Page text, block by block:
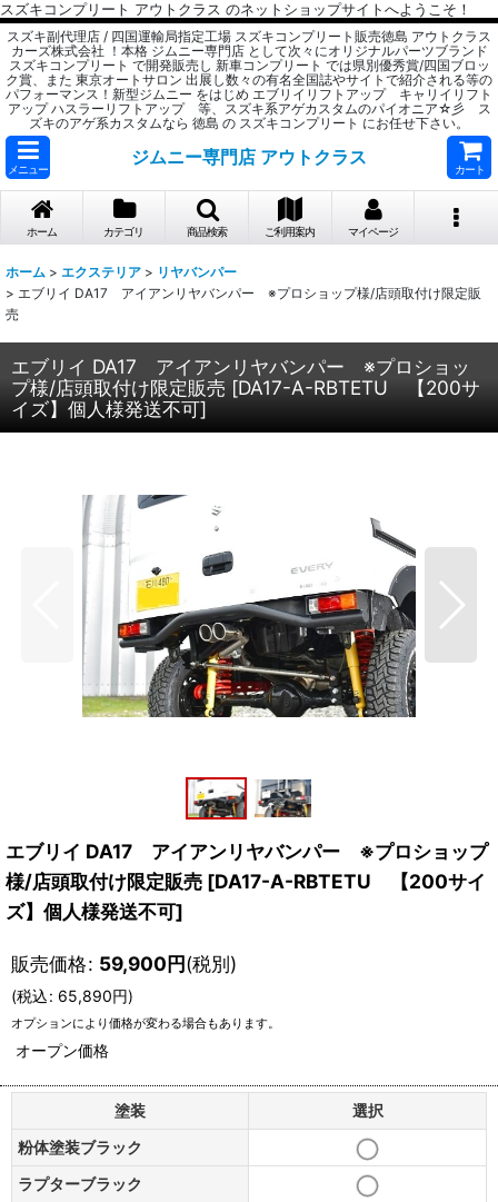
スズキコンプリート アウトクラス のネットショップサイトへようこそ！
スズキ副代理店 / 四国運輸局指定工場 スズキコンプリート販売徳島 アウトクラス
カーズ株式会社 ！本格 ジムニー専門店 として次々にオリジナルパーツブランド
スズキコンプリート で開発販売し 新車コンプリート では県別優秀賞/四国ブロッ
ク賞、また 東京オートサロン 出展し数々の有名全国誌やサイトで紹介される等の
パフォーマンス！新型ジムニー をはじめ エブリイリフトアップ キャリイリフト
アップ ハスラーリフトアップ 等、スズキ系アゲカスタムのパイオニア☆彡 ス
ズキのアゲ系カスタムなら 徳島 の スズキコンプリート にお任せ下さい。
メニュー
ジムニー専門店 アウトクラス
カート
ホーム カテゴリ 商品検索 ご利用案内 マイページ
ホーム > エクステリア > リヤバンパー
> エブリイ DA17 アイアンリヤバンパー ※プロショップ様/店頭取付け限定販
売
エブリイ DA17 アイアンリヤバンパー ※プロショッ
プ様/店頭取付け限定販売 [DA17-A-RBTETU 【200サ
イズ】個人様発送不可]
エブリイ DA17 アイアンリヤバンパー ※プロショップ
様/店頭取付け限定販売 [DA17-A-RBTETU 【200サイ
ズ】個人様発送不可]
販売価格: 59,900円(税別)
(税込: 65,890円)
オプションにより価格が変わる場合もあります。
オープン価格
塗装
選択
粉体塗装ブラック
ラプターブラック